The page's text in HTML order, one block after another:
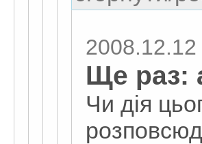
Ще раз:
Чи дія